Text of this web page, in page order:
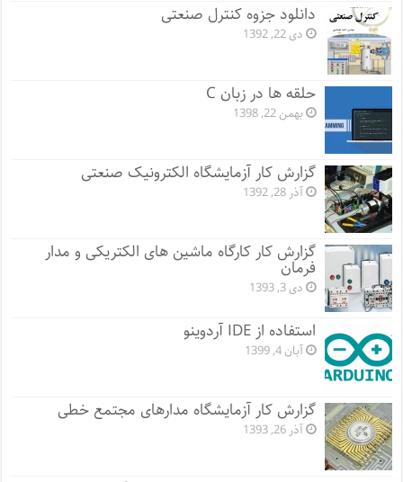
دانلود جزوه کنترل صنعتی
دی 22, 1392
حلقه ها در زبان C
بهمن 22, 1398
گزارش کار آزمایشگاه الکترونیک صنعتی
آذر 28, 1392
گزارش کار کارگاه ماشین های الکتریکی و مدار
فرمان
دی 3, 1393
استفاده از IDE آردوینو
آبان 4, 1399
گزارش کار آزمایشگاه مدارهای مجتمع خطی
آذر 26, 1393